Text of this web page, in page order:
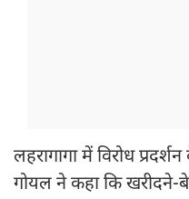
लहरागागा में विरोध
गोयल ने कहा कि खरीदने-